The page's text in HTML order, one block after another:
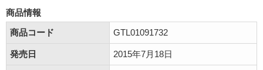
商品情報
商品コード
GTL01091732
発売日 2015年7月18日